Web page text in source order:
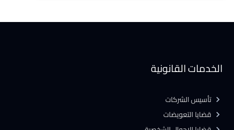
الخدمات القانونية
تأسيس الشركات
قضايا التعويضات